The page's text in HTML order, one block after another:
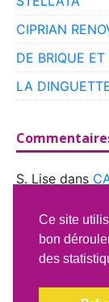
CIPRIAN
DE BRIQUE
LA
S. Lise dans
BEAUCE
Richard Lavery
Ce site
bon
des